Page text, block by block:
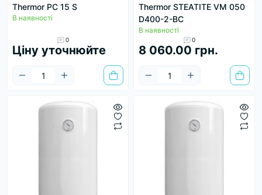
Thermor PC 15 S
В наявності
0
Ціну уточнюйте
Thermor STEATITE VM 050
D400-2-BC
В наявності
0
8 060.00 грн.